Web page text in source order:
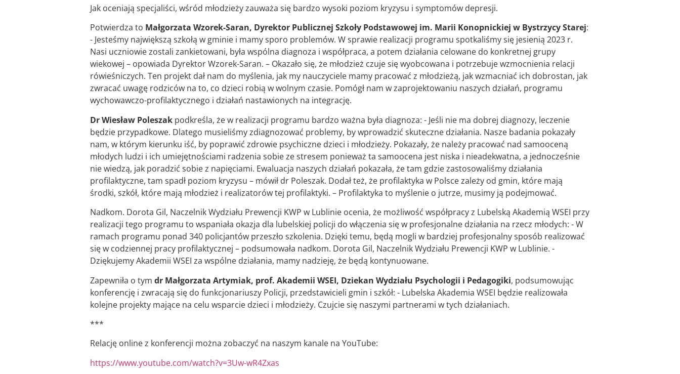
Jak oceniają specjaliści, wśród młodzieży zauważa się bardzo wysoki poziom kryzysu i symptomów depresji.
Potwierdza to Małgorzata Wzorek-Saran, Dyrektor Publicznej Szkoły Podstawowej im. Marii Konopnickiej w Bystrzycy Starej:
- Jesteśmy największą szkołą w gminie i mamy sporo problemów. W sprawie realizacji programu spotkaliśmy się jesienią 2023 r.
Nasi uczniowie zostali zankietowani, była wspólna diagnoza i współpraca, a potem działania celowane do konkretnej grupy
wiekowej – opowiada Dyrektor Wzorek-Saran. – Okazało się, że młodzież czuje się wyobcowana i potrzebuje wzmocnienia relacji
rówieśniczych. Ten projekt dał nam do myślenia, jak my nauczyciele mamy pracować z młodzieżą, jak wzmacniać ich dobrostan, jak
zwracać uwagę rodziców na to, co dzieci robią w wolnym czasie. Pomógł nam w zaprojektowaniu naszych działań, programu
wychowawczo-profilaktycznego i działań nastawionych na integrację.
Dr Wiesław Poleszak podkreśla, że w realizacji programu bardzo ważna była diagnoza: - Jeśli nie ma dobrej diagnozy, leczenie
będzie przypadkowe. Dlatego musieliśmy zdiagnozować problemy, by wprowadzić skuteczne działania. Nasze badania pokazały
nam, w którym kierunku iść, by poprawić zdrowie psychiczne dzieci i młodzieży. Pokazały, że należy pracować nad samooceną
młodych ludzi i ich umiejętnościami radzenia sobie ze stresem ponieważ ta samoocena jest niska i nieadekwatna, a jednocześnie
nie wiedzą, jak poradzić sobie z napięciami. Ewaluacja naszych działań pokazała, że tam gdzie zastosowaliśmy działania
profilaktyczne, tam spadł poziom kryzysu – mówił dr Poleszak. Dodał też, że profilaktyka w Polsce zależy od gmin, które mają
środki, szkół, które mają młodzież i realizatorów tej profilaktyki. – Profilaktyka to myślenie o jutrze, musimy ją podejmować.
Nadkom. Dorota Gil, Naczelnik Wydziału Prewencji KWP w Lublinie ocenia, że możliwość współpracy z Lubelską Akademią WSEI przy
realizacji tego programu to wspaniała okazja dla lubelskiej policji do włączenia się w profesjonalne działania na rzecz młodych: - W
ramach programu ponad 340 policjantów przeszło szkolenia. Dzięki temu, będą mogli w bardziej profesjonalny sposób realizować
się w codziennej pracy profilaktycznej – podsumowała nadkom. Dorota Gil, Naczelnik Wydziału Prewencji KWP w Lublinie. -
Dziękujemy Akademii WSEI za wspólne działania, mamy nadzieję, że będą kontynuowane.
Zapewniła o tym dr Małgorzata Artymiak, prof. Akademii WSEI, Dziekan Wydziału Psychologii i Pedagogiki, podsumowując
konferencję i zwracają się do funkcjonariuszy Policji, przedstawicieli gmin i szkół: - Lubelska Akademia WSEI będzie realizowała
kolejne projekty mające na celu wsparcie dzieci i młodzieży. Czujcie się naszymi partnerami w tych działaniach.
***
Relację online z konferencji można zobaczyć na naszym kanale na YouTube:
https://www.youtube.com/watch?v=3Uw-wR4Zxas